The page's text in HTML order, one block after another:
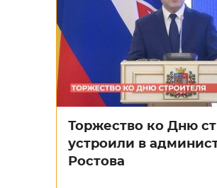
Торжество ко Дню
устроили в
Ростова